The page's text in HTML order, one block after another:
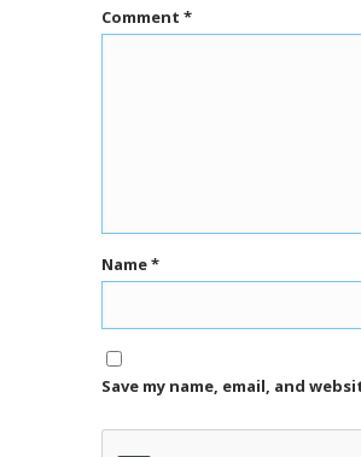
Comment *
Name*
Save my name, email, and